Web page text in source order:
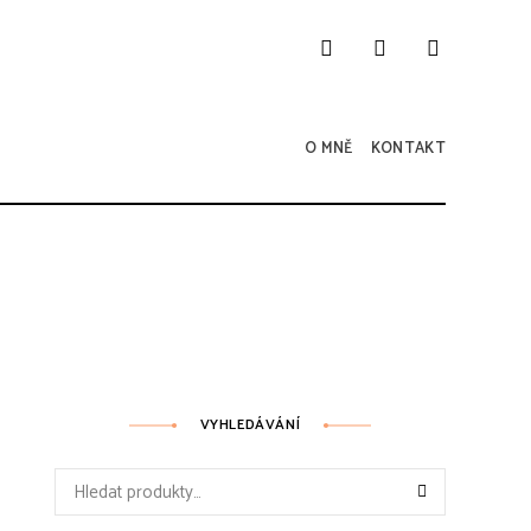
O MNĚ KONTAKT
VYHLEDÁVÁNÍ
Hledat: